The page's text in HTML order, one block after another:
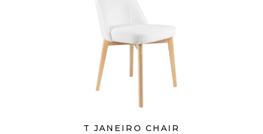
T JANEIRO CHAIR